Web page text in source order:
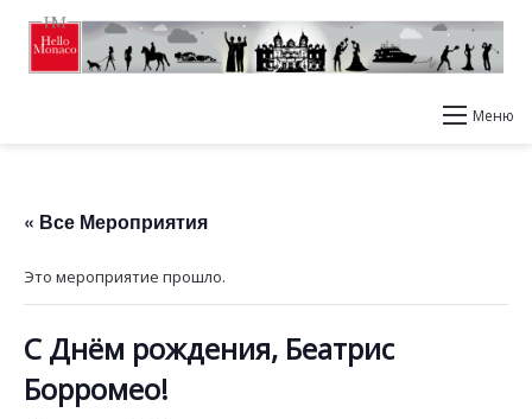
Меню
« Все Мероприятия
Это мероприятие прошло.
С Днём рождения, Беатрис
Борромео!